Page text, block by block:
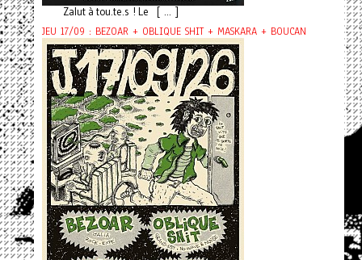
Zalut à tou.te.s ! Le [ ... ]
JEU 17/09 : BEZOAR + OBLIQUE SHIT + MASKARA + BOUCAN